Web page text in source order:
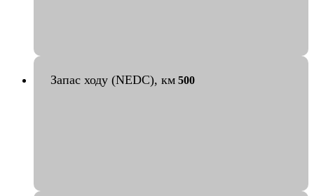
Запас ходу (NEDC), км 500